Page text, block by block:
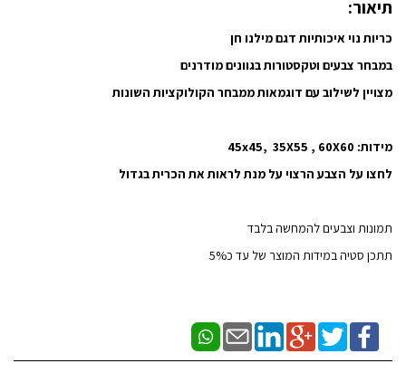
תיאור:
כריות נוי איכותיות דגם מילנו חן
במבחר צבעים וטקסטורות בגוונים מודרנים
מצויין לשילוב עם דוגמאות ממבחר הקולוקציות השונות
מידות: 45x45, 35X55 , 60X60
לחצו על הצבע הרצוי על מנת לראות את הכרית בגדול
תמונות וצבעים להמחשה בלבד
תתכן סטיה במידות המוצר של עד כ5%